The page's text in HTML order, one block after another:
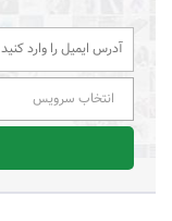
انتخاب سرویس